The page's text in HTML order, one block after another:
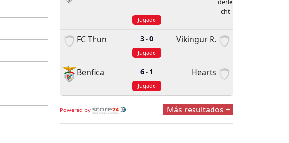
Jugado
FC Thun 3-0 Vikingur R.
Jugado
Benfica 6- 1 Hearts
Jugado
Powered by Más resultados +